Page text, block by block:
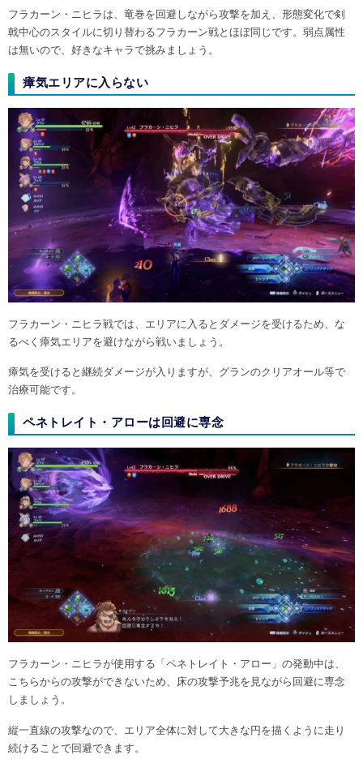
フラカーン・ニヒラは、竜巻を回避しながら攻撃を加え、形態変化で剣
戟中心のスタイルに切り替わるフラカーン戦とほぼ同じです。弱点属性
は無いので、好きなキャラで挑みましょう。
瘴気エリアに入らない
フラカーン・ニヒラ戦では、エリアに入るとダメージを受けるため、な
るべく瘴気エリアを避けながら戦いましょう。
瘴気を受けると継続ダメージが入りますが、グランのクリアオール等で
治療可能です。
ペネトレイト・アローは回避に専念
フラカーン・ニヒラが使用する「ペネトレイト・アロー」の発動中は、
こちらからの攻撃ができないため、床の攻撃予兆を見ながら回避に専念
しましょう。
縦一直線の攻撃なので、エリア全体に対して大きな円を描くように走り
続けることで回避できます。